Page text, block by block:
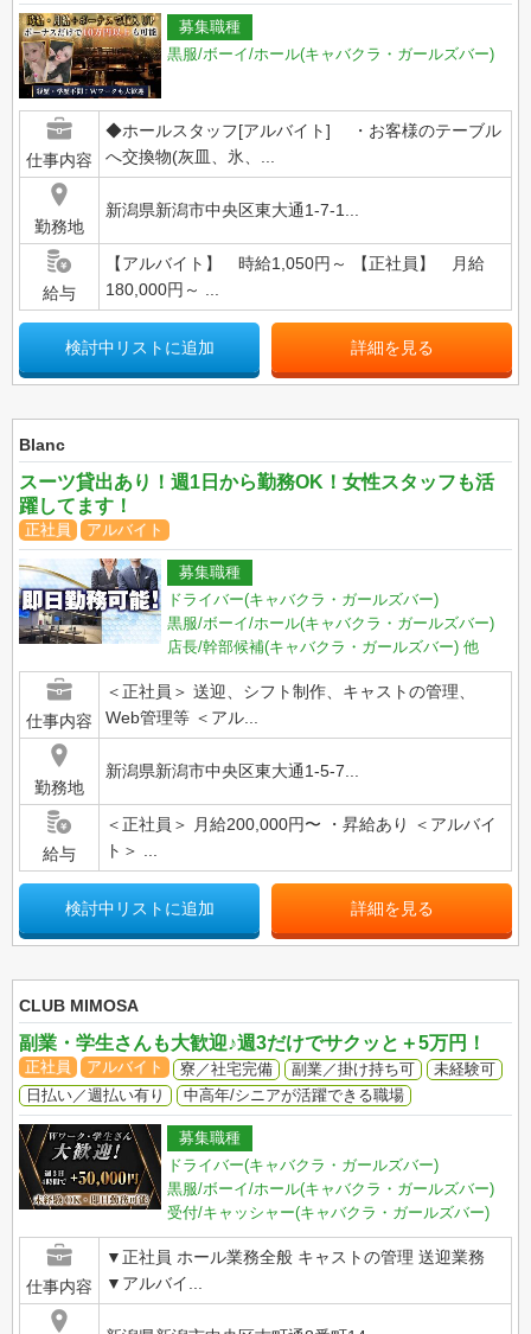
募集職種
黒服/ボーイ/ホール(キャバクラ・ガールズバー)
仕事内容
◆ホールスタッフ[アルバイト] ・お客様のテーブル
へ交換物(灰皿、氷、...
勤務地
新潟県新潟市中央区東大通1-7-1...
給与
【アルバイト】 時給1,050円～ 【正社員】 月給
180,000円～ ...
検討中リストに追加 詳細を見る
Blanc
スーツ貸出あり！週1日から勤務OK！女性スタッフも活
躍してます！
正社員 アルバイト
募集職種
ドライバー(キャバクラ・ガールズバー)
黒服/ボーイ/ホール(キャバクラ・ガールズバー)
店長/幹部候補(キャバクラ・ガールズバー) 他
仕事内容
＜正社員＞ 送迎、シフト制作、キャストの管理、
Web管理等 ＜アル...
勤務地
新潟県新潟市中央区東大通1-5-7...
給与
＜正社員＞ 月給200,000円〜 ・昇給あり ＜アルバイ
ト＞ ...
検討中リストに追加 詳細を見る
CLUB MIMOSA
副業・学生さんも大歓迎♪週3だけでサクッと＋5万円！
正社員 アルバイト 寮／社宅完備 副業／掛け持ち可
未経験可
日払い／週払い有り
中高年/シニアが活躍できる職場
募集職種
ドライバー(キャバクラ・ガールズバー)
黒服/ボーイ/ホール(キャバクラ・ガールズバー)
受付/キャッシャー(キャバクラ・ガールズバー)
仕事内容
▼正社員 ホール業務全般 キャストの管理 送迎業務
▼アルバイ...